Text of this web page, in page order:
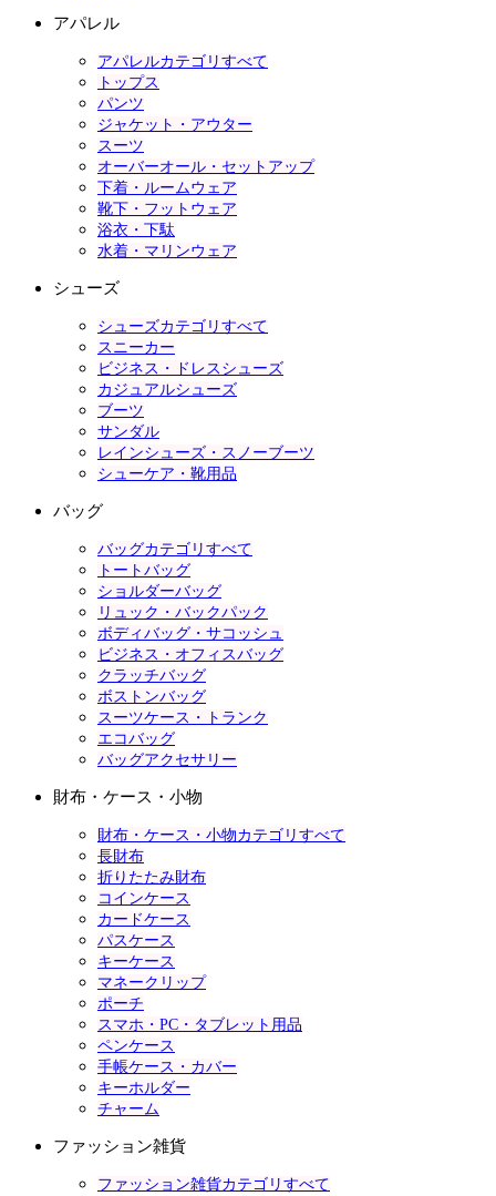
アパレル
アパレルカテゴリすべて
トップス
パンツ
ジャケット・アウター
スーツ
オーバーオール・セットアップ
下着・ルームウェア
靴下・フットウェア
浴衣・下駄
水着・マリンウェア
シューズ
シューズカテゴリすべて
スニーカー
ビジネス・ドレスシューズ
カジュアルシューズ
ブーツ
サンダル
レインシューズ・スノーブーツ
シューケア・靴用品
バッグ
バッグカテゴリすべて
トートバッグ
ショルダーバッグ
リュック・バックパック
ボディバッグ・サコッシュ
ビジネス・オフィスバッグ
クラッチバッグ
ボストンバッグ
スーツケース・トランク
エコバッグ
バッグアクセサリー
財布・ケース・小物
財布・ケース・小物カテゴリすべて
長財布
折りたたみ財布
コインケース
カードケース
パスケース
キーケース
マネークリップ
ポーチ
スマホ・PC・タブレット用品
ペンケース
手帳ケース・カバー
キーホルダー
チャーム
ファッション雑貨
ファッション雑貨カテゴリすべて